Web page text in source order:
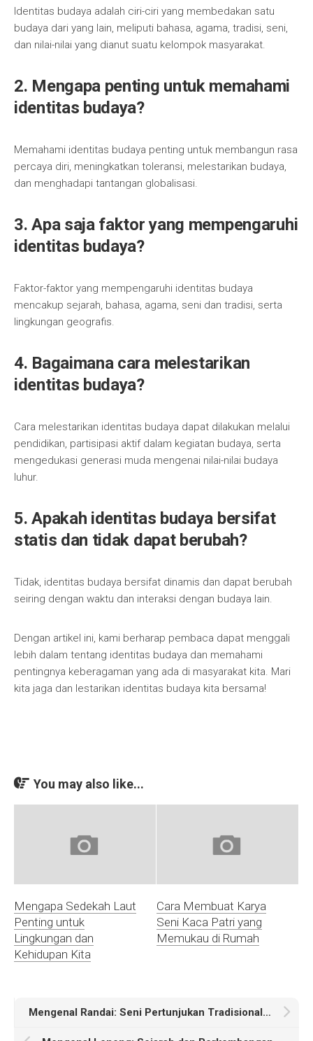
Identitas budaya adalah ciri-ciri yang membedakan satu
budaya dari yang lain, meliputi bahasa, agama, tradisi, seni,
dan nilai-nilai yang dianut suatu kelompok masyarakat.
2. Mengapa penting untuk memahami
identitas budaya?
Memahami identitas budaya penting untuk membangun rasa
percaya diri, meningkatkan toleransi, melestarikan budaya,
dan menghadapi tantangan globalisasi.
3. Apa saja faktor yang mempengaruhi
identitas budaya?
Faktor-faktor yang mempengaruhi identitas budaya
mencakup sejarah, bahasa, agama, seni dan tradisi, serta
lingkungan geografis.
4. Bagaimana cara melestarikan
identitas budaya?
Cara melestarikan identitas budaya dapat dilakukan melalui
pendidikan, partisipasi aktif dalam kegiatan budaya, serta
mengedukasi generasi muda mengenai nilai-nilai budaya
luhur.
5. Apakah identitas budaya bersifat
statis dan tidak dapat berubah?
Tidak, identitas budaya bersifat dinamis dan dapat berubah
seiring dengan waktu dan interaksi dengan budaya lain.
Dengan artikel ini, kami berharap pembaca dapat menggali
lebih dalam tentang identitas budaya dan memahami
pentingnya keberagaman yang ada di masyarakat kita. Mari
kita jaga dan lestarikan identitas budaya kita bersama!
You may also like...
Mengapa Sedekah Laut
Penting untuk
Lingkungan dan
Kehidupan Kita
Cara Membuat Karya
Seni Kaca Patri yang
Memukau di Rumah
Mengenal Randai: Seni Pertunjukan Tradisional Minangkabau yang Memikat